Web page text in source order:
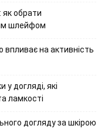
як обрати
шлейфом
впливає на активність
у догляді, які
ламкості
догляду за шкірою